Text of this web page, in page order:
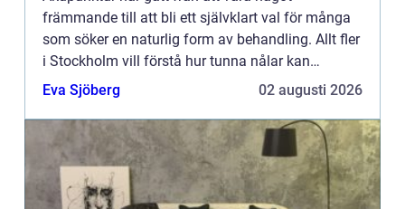
främmande till att bli ett självklart val för många
som söker en naturlig form av behandling. Allt fler
i Stockholm vill förstå hur tunna nålar kan
påverka sömn, smärta, mage, fertilitet och stress.
Eva Sjöberg 02 augusti 2026